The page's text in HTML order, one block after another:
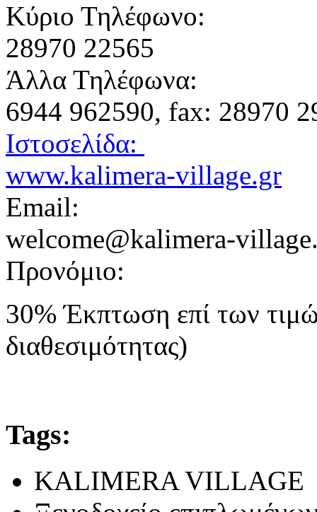
Κύριο Τηλέφωνο:
28970 22565
Άλλα Τηλέφωνα:
6944 962590, fax: 28970
Ιστοσελίδα:
www.kalimera-village.gr
Email:
welcome@kalimera-
Προνόμιο:
30% Έκπτωση επί των
διαθεσιμότητας)
Tags:
KALIMERA VILLAGE